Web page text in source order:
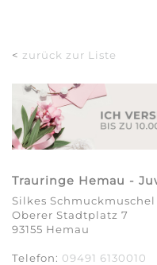
< zurück zur Liste
Trauringe Hemau -
Silkes
Oberer Stadtplatz 7
93155 Hemau
Telefon: 09491 6130010